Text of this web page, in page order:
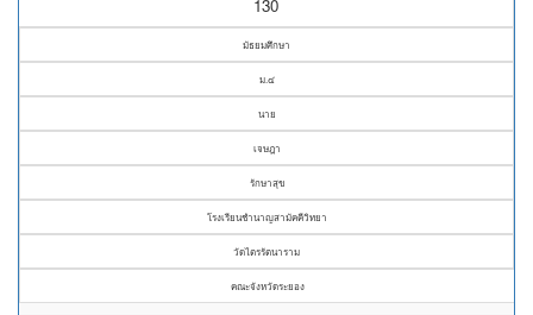
130
มัธยมศึกษา
ม.๔
นาย
เจษฎา
รักษาสุข
โรงเรียนชำนาญสามัคคีวิทยา
วัดไตรรัตนาราม
คณะจังหวัดระยอง